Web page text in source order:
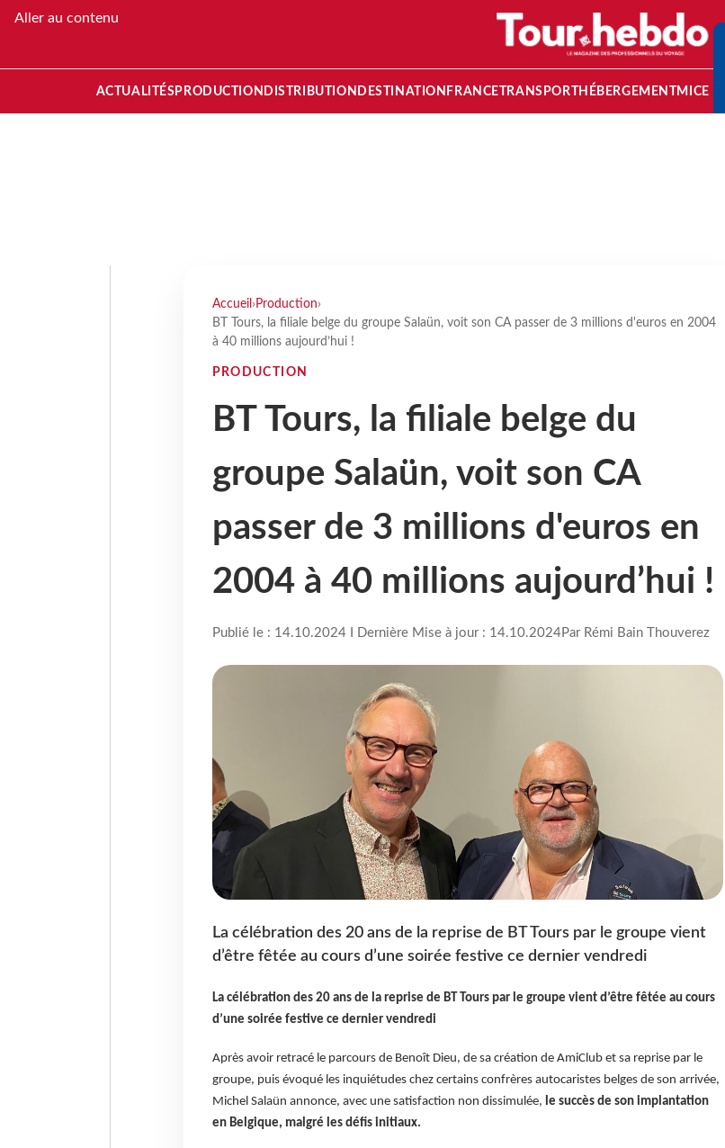
Aller au contenu
ACTUALITÉS PRODUCTION DISTRIBUTION DESTINATION FRANCETRANSPORT HÉBERGEMENTMICE
Accueil › Production›
BT Tours, la filiale belge du groupe Salaün, voit son CA passer de 3 millions d'euros en 2004
à 40 millions aujourd’hui !
PRODUCTION
BT Tours, la filiale belge du
groupe Salaün, voit son CA
passer de 3 millions d'euros en
2004 à 40 millions aujourd’hui !
Publié le : 14.10.2024 I Dernière Mise à jour : 14.10.2024Par Rémi Bain Thouverez
La célébration des 20 ans de la reprise de BT Tours par le groupe vient
d’être fêtée au cours d’une soirée festive ce dernier vendredi
La célébration des 20 ans de la reprise de BT Tours par le groupe vient d’être fêtée au cours
d’une soirée festive ce dernier vendredi
Après avoir retracé le parcours de Benoît Dieu, de sa création de AmiClub et sa reprise par le
groupe, puis évoqué les inquiétudes chez certains confrères autocaristes belges de son arrivée,
Michel Salaün annonce, avec une satisfaction non dissimulée, le succès de son implantation
en Belgique, malgré les défis initiaux.